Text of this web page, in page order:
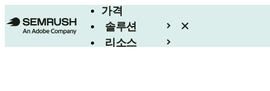
가격
솔루션
리소스